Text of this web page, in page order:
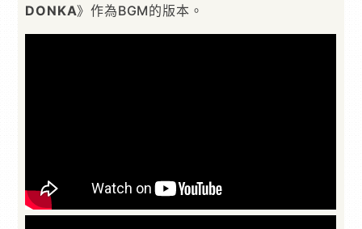
DONKA》作為BGM的版本。